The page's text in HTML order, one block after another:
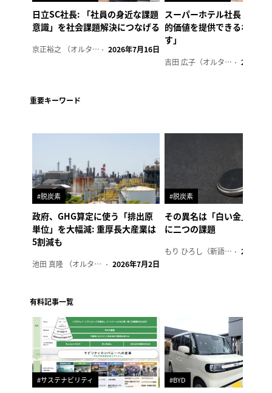
日立SC社長: 「社員の身近な課題
意識」を社会課題解決につなげる
京正裕之 （オルタナ副編集長） 2026年7月16日
スーパーホテル社長「地域
的価値を提供できるホテル
す」
吉田 広子（オルタナ輪番編集長） 2026年6
重要キーワード
#脱炭素
政府、GHG算定に使う「排出原
単位」を大幅減: 重厚長大産業は
5割減も
池田 真隆 （オルタナ輪番編集長） 2026年7月2日
#脱炭素
その異名は「白い金」、リ
に二つの課題
もり ひろし（新語ウォッチャー） 2023年7
有料記事一覧
#サステナビリティ #BYD